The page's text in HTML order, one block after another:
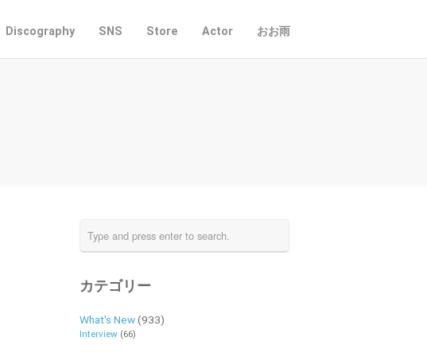
Discography SNS Store Actor おお雨
カテゴリー
What's New(933)
Interview (66)